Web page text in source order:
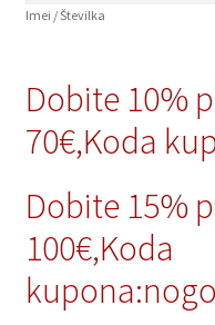
Imei / Številka
Dobite 10%
70€,Koda
Dobite 15%
100€,Koda